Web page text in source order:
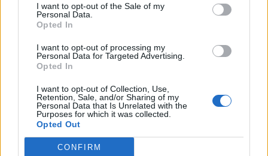
I want to opt-out of the Sale of my
Personal Data.
Opted In
I want to opt-out of processing my
Personal Data for Targeted Advertising.
Opted In
I want to opt-out of Collection, Use,
Retention, Sale, and/or Sharing of my
Personal Data that Is Unrelated with the
Purposes for which it was collected.
Opted Out
CONFIRM